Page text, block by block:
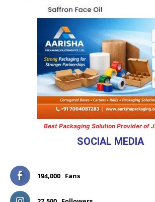
Best Packaging Solution Provider of
SOCIAL MEDIA
194,000 Fans